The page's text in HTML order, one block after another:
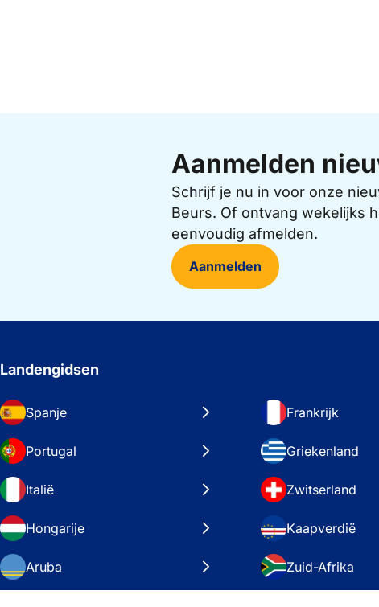
Aanmelden
Schrijf je nu in voor onze
Beurs. Of ontvang wekelijks
eenvoudig afmelden.
Aanmelden
Landengidsen
Spanje Frankrijk
Portugal Griekenland
Italië Zwitserland
Hongarije Kaapverdië
Aruba Zuid-Afrika